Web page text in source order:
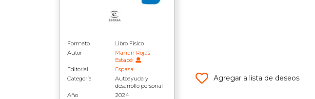
Formato
Libro Físico
Autor
Marian Rojas
Estapé
Editorial
Espasa
Categoría
Autoayuda y
desarrollo personal
Año
2024
Agregar a lista de deseos